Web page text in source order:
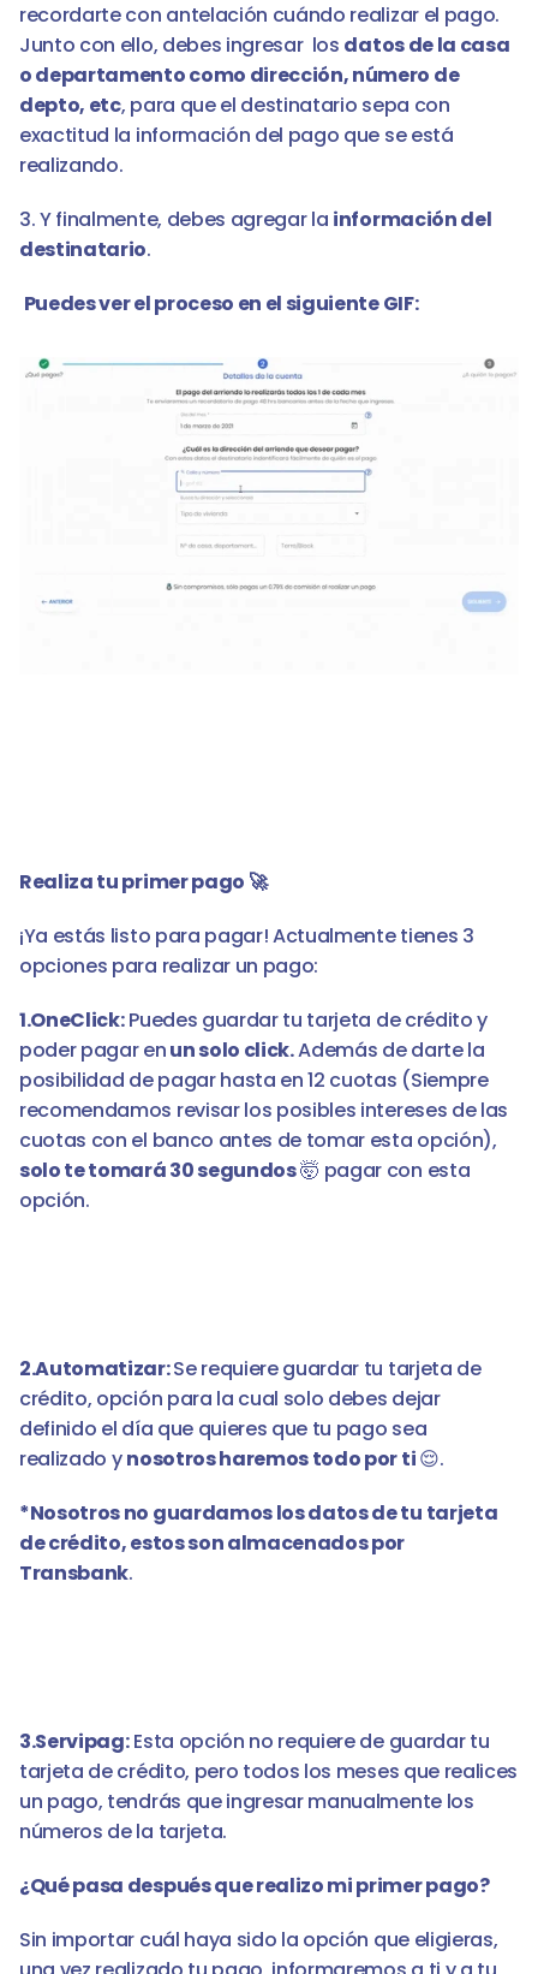
recordarte con antelación cuándo realizar el pago.
Junto con ello, debes ingresar  los datos de la casa
o departamento como dirección, número de
depto, etc, para que el destinatario sepa con
exactitud la información del pago que se está
realizando.
3. Y finalmente, debes agregar la información del
destinatario.
Puedes ver el proceso en el siguiente GIF:
Realiza tu primer pago 🚀
¡Ya estás listo para pagar! Actualmente tienes 3
opciones para realizar un pago:
1.OneClick: Puedes guardar tu tarjeta de crédito y
poder pagar en un solo click. Además de darte la
posibilidad de pagar hasta en 12 cuotas (Siempre
recomendamos revisar los posibles intereses de las
solo te tomará 30 segundos 🤯 pagar con esta
opción.
2.Automatizar: Se requiere guardar tu tarjeta de
crédito, opción para la cual solo debes dejar
definido el día que quieres que tu pago sea
realizado y nosotros haremos todo por ti 😌.
*Nosotros no guardamos los datos de tu tarjeta
de crédito, estos son almacenados por
Transbank.
3.Servipag: Esta opción no requiere de guardar tu
tarjeta de crédito, pero todos los meses que realices
un pago, tendrás que ingresar manualmente los
números de la tarjeta.
¿Qué pasa después que realizo mi primer pago?
Sin importar cuál haya sido la opción que eligieras,